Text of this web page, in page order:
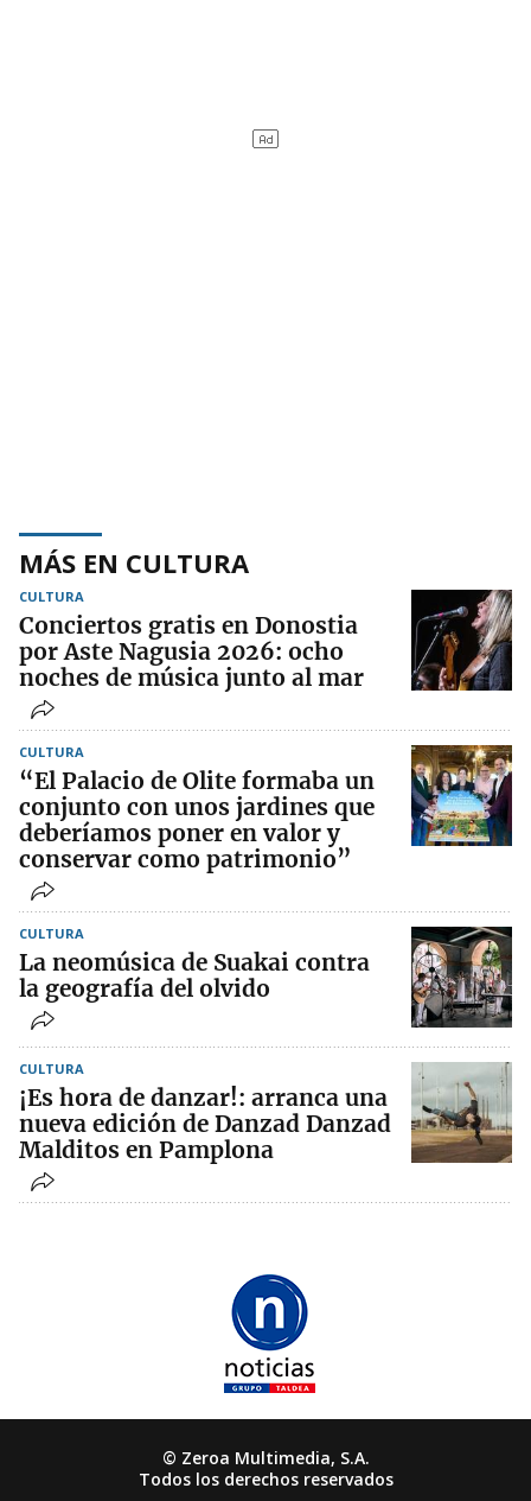
MÁS EN CULTURA
CULTURA
Conciertos gratis en Donostia
por Aste Nagusia 2026: ocho
noches de música junto al mar
CULTURA
“El Palacio de Olite formaba un
conjunto con unos jardines que
deberíamos poner en valor y
conservar como patrimonio”
CULTURA
La neomúsica de Suakai contra
la geografía del olvido
CULTURA
¡Es hora de danzar!: arranca una
nueva edición de Danzad Danzad
Malditos en Pamplona
© Zeroa Multimedia, S.A.
Todos los derechos reservados